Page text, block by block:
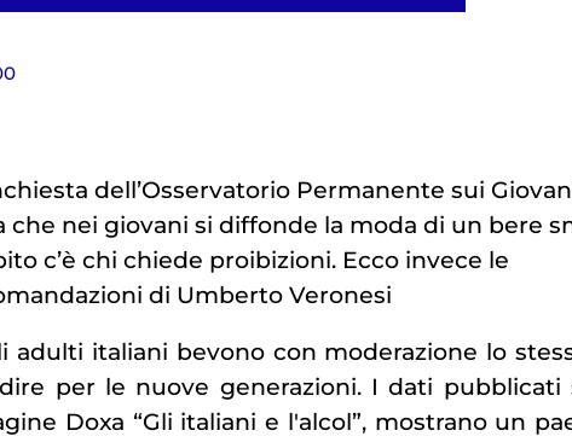
dell’Osservatorio Permanente sui
che nei giovani si diffonde la moda di un bere
c’è chi chiede proibizioni. Ecco invece le
di Umberto Veronesi
adulti italiani bevono con moderazione lo
per le nuove generazioni. I dati pubblicati
Doxa “Gli italiani e l'alcol”, mostrano un